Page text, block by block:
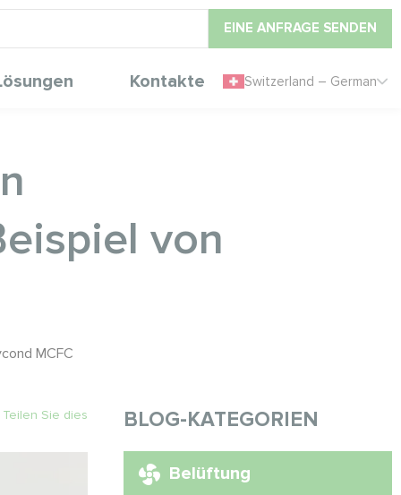
EINE ANFRAGE SENDEN
Kontakte Switzerland – German
von
MCFC
Teilen Sie dies BLOG-KATEGORIEN
Belüftung